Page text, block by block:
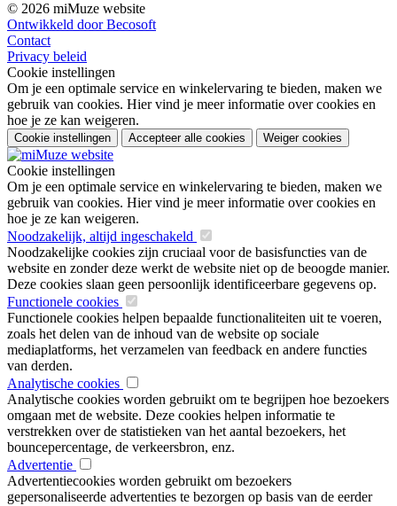
© 2026 miMuze website
Ontwikkeld door Becosoft
Contact
Privacy beleid
Cookie instellingen
Om je een optimale service en winkelervaring te bieden, maken we
gebruik van cookies. Hier vind je meer informatie over cookies en
hoe je ze kan weigeren.
Cookie instellingen Accepteer alle cookies Weiger cookies
Cookie instellingen
Om je een optimale service en winkelervaring te bieden, maken we
gebruik van cookies. Hier vind je meer informatie over cookies en
hoe je ze kan weigeren.
Noodzakelijk, altijd ingeschakeld
Noodzakelijke cookies zijn cruciaal voor de basisfuncties van de
website en zonder deze werkt de website niet op de beoogde manier.
Deze cookies slaan geen persoonlijk identificeerbare gegevens op.
Functionele cookies
Functionele cookies helpen bepaalde functionaliteiten uit te voeren,
zoals het delen van de inhoud van de website op sociale
mediaplatforms, het verzamelen van feedback en andere functies
van derden.
Analytische cookies
Analytische cookies worden gebruikt om te begrijpen hoe bezoekers
omgaan met de website. Deze cookies helpen informatie te
verstrekken over de statistieken van het aantal bezoekers, het
bouncepercentage, de verkeersbron, enz.
Advertentie
Advertentiecookies worden gebruikt om bezoekers
gepersonaliseerde advertenties te bezorgen op basis van de eerder